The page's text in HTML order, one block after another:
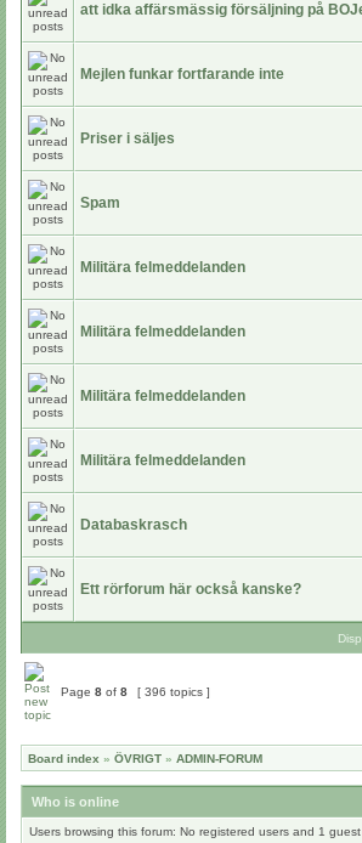
att idka affärsmässig försäljning på
Mejlen funkar fortfarande inte
Priser i säljes
Spam
Militära felmeddelanden
Militära felmeddelanden
Militära felmeddelanden
Militära felmeddelanden
Databaskrasch
Ett rörforum här också kanske?
Page 8 of 8 [ 396 topics ]
Board index » ÖVRIGT » ADMIN-FORUM
Who is online
Users browsing this forum: No registered users and 1 guest